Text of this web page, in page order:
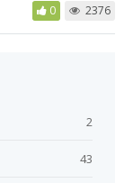
0 2376
2
43